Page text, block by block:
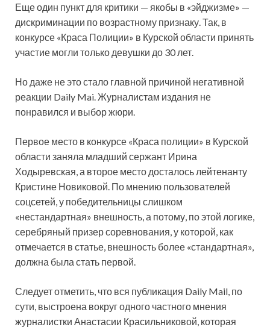
Еще один пункт для критики — якобы в «эйджизме» —
дискриминации по возрастному признаку. Так, в
конкурсе «Краса Полиции» в Курской области принять
участие могли только девушки до 30 лет.
Но даже не это стало главной причиной негативной
реакции Daily Mai. Журналистам издания не
понравился и выбор жюри.
Первое место в конкурсе «Краса полиции» в Курской
области заняла младший сержант Ирина
Ходыревская, а второе место досталось лейтенанту
Кристине Новиковой. По мнению пользователей
соцсетей, у победительницы слишком
«нестандартная» внешность, а потому, по этой логике,
серебряный призер соревнования, у которой, как
отмечается в статье, внешность более «стандартная»,
должна была стать первой.
Следует отметить, что вся публикация Daily Mail, по
сути, выстроена вокруг одного частного мнения
журналистки Анастасии Красильниковой, которая